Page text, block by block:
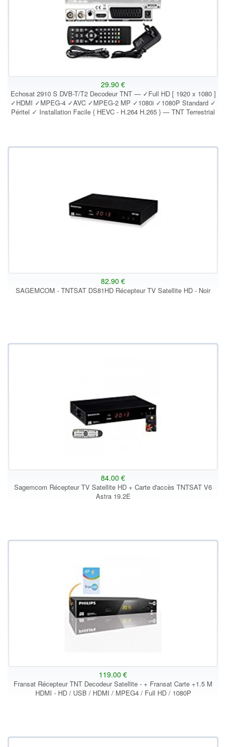
29.90 €
Echosat 2910 S DVB-T/T2 Decodeur TNT — ✓Full HD [ 1920 x 1080 ]
✓HDMI ✓MPEG-4 ✓AVC ✓MPEG-2 MP ✓1080i ✓1080P Standard ✓
Péritel ✓ Installation Facile { HEVC - H.264 H.265 } — TNT Terrestrial
82.90 €
SAGEMCOM - TNTSAT DS81HD Récepteur TV Satellite HD - Noir
84.00 €
Sagemcom Récepteur TV Satellite HD + Carte d'accès TNTSAT V6
Astra 19.2E
119.00 €
Fransat Récepteur TNT Decodeur Satellite - + Fransat Carte +1.5 M
HDMI - HD / USB / HDMI / MPEG4 / Full HD / 1080P